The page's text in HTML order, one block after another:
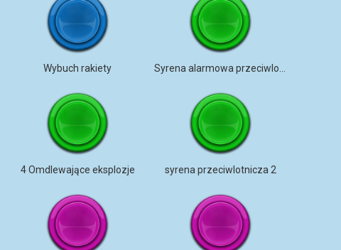
Wybuch rakiety
4 Omdlewające eksplozje syrena przeciwlotnicza 2